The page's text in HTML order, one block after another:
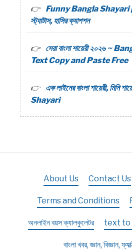
Funny Bangla Shayari |
স্ট্যাটাস, হাসির ক্যাপশন
সেরা বাংলা শায়েরী ২০২৬ ~
Text Copy and Paste Free
এক লাইনের বাংলা শায়েরী,
Shayari
About Us Contact Us
Terms and Conditions
অনলাইন বয়স ক্যালকুলেটর text to
বাংলা খবর, জ্ঞান, বিজ্ঞান,